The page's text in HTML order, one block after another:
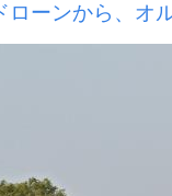
ーンから、オ